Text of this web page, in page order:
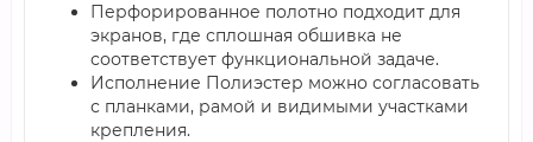
Перфорированное полотно подходит для
экранов, где сплошная обшивка не
соответствует функциональной задаче.
Исполнение Полиэстер можно согласовать
с планками, рамой и видимыми участками
крепления.